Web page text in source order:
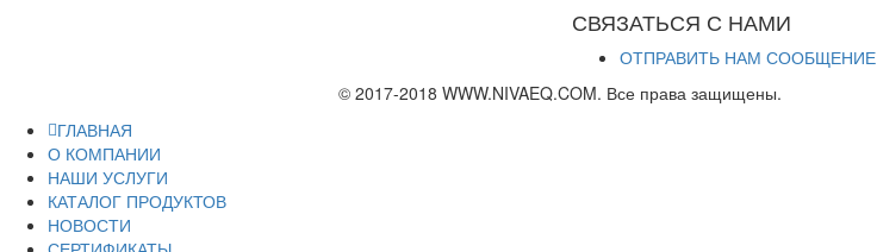
СВЯЗАТЬСЯ С НАМИ
ОТПРАВИТЬ НАМ СООБЩЕНИЕ
© 2017-2018 WWW.NIVAEQ.COM. Все права защищены.
ГЛАВНАЯ
О КОМПАНИИ
НАШИ УСЛУГИ
КАТАЛОГ ПРОДУКТОВ
НОВОСТИ